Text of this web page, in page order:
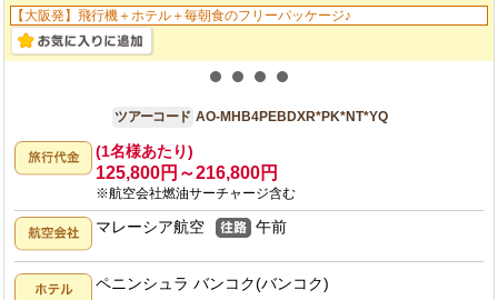
【大阪発】飛行機＋ホテル＋毎朝食のフリーパッケージ♪
ツアーコード AO-MHB4PEBDXR*PK*NT*YQ
(1名様あたり)
125,800円～216,800円
※航空会社燃油サーチャージ含む
マレーシア航空 午前
ペニンシュラ バンコク(バンコク)